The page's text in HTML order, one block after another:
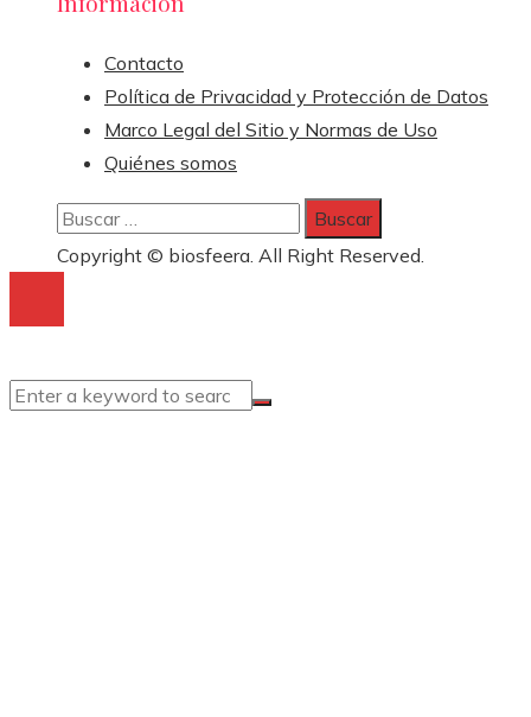
Contacto
Política de Privacidad y Protección de Datos
Marco Legal del Sitio y Normas de Uso
Quiénes somos
Buscar:
Copyright © biosfeera. All Right Reserved.